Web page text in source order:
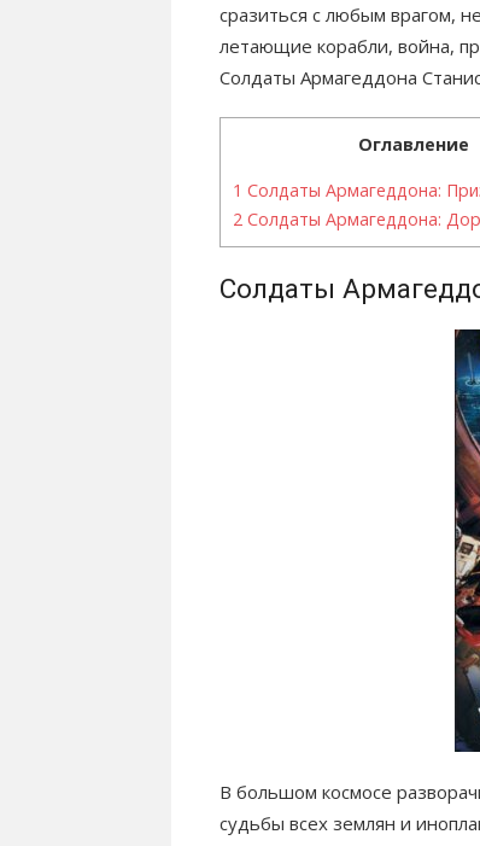
сразиться с любым врагом,
летающие корабли, война,
Солдаты Армагеддона
Оглавление
1 Солдаты Армагеддона:
2 Солдаты Армагеддона:
Солдаты
В большом космосе
судьбы всех землян и